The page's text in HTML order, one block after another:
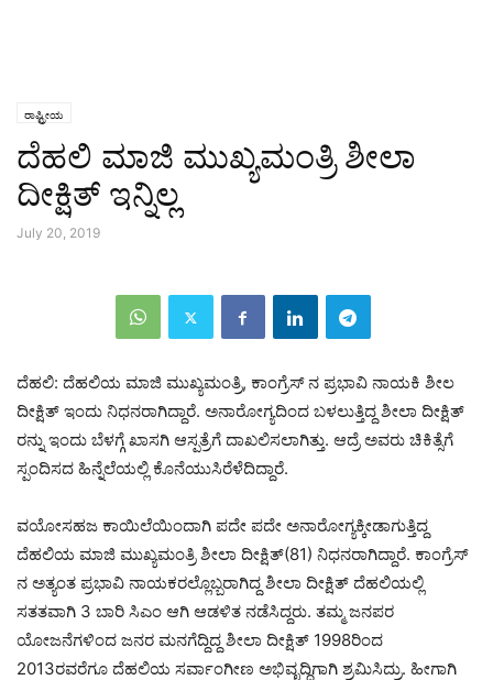
ರಾಷ್ಟ್ರೀಯ
ದೆಹಲಿ ಮಾಜಿ ಮುಖ್ಯಮಂತ್ರಿ ಶೀಲಾ
ದೀಕ್ಷಿತ್ ಇನ್ನಿಲ್ಲ
July 20, 2019
ದೆಹಲಿ: ದೆಹಲಿಯ ಮಾಜಿ ಮುಖ್ಯಮಂತ್ರಿ, ಕಾಂಗ್ರೆಸ್ ನ ಪ್ರಭಾವಿ ನಾಯಕಿ ಶೀಲ
ದೀಕ್ಷಿತ್ ಇಂದು ನಿಧನರಾಗಿದ್ದಾರೆ. ಅನಾರೋಗ್ಯದಿಂದ ಬಳಲುತ್ತಿದ್ದ ಶೀಲಾ ದೀಕ್ಷಿತ್
ರನ್ನು ಇಂದು ಬೆಳಗ್ಗೆ ಖಾಸಗಿ ಆಸ್ಪತ್ರೆಗೆ ದಾಖಲಿಸಲಾಗಿತ್ತು. ಆದ್ರೆ ಅವರು ಚಿಕಿತ್ಸೆಗೆ
ಸ್ಪಂದಿಸದ ಹಿನ್ನೆಲೆಯಲ್ಲಿ ಕೊನೆಯುಸಿರೆಳೆದಿದ್ದಾರೆ.
ವಯೋಸಹಜ ಕಾಯಿಲೆಯಿಂದಾಗಿ ಪದೇ ಪದೇ ಅನಾರೋಗ್ಯಕ್ಕೀಡಾಗುತ್ತಿದ್ದ
ದೆಹಲಿಯ ಮಾಜಿ ಮುಖ್ಯಮಂತ್ರಿ ಶೀಲಾ ದೀಕ್ಷಿತ್(81) ನಿಧನರಾಗಿದ್ದಾರೆ. ಕಾಂಗ್ರೆಸ್
ನ ಅತ್ಯಂತ ಪ್ರಭಾವಿ ನಾಯಕರಲ್ಲೊಬ್ಬರಾಗಿದ್ದ ಶೀಲಾ ದೀಕ್ಷಿತ್ ದೆಹಲಿಯಲ್ಲಿ
ಸತತವಾಗಿ 3 ಬಾರಿ ಸಿಎಂ ಆಗಿ ಆಡಳಿತ ನಡೆಸಿದ್ದರು. ತಮ್ಮ ಜನಪರ
ಯೋಜನೆಗಳಿಂದ ಜನರ ಮನಗೆದ್ದಿದ್ದ ಶೀಲಾ ದೀಕ್ಷಿತ್ 1998ರಿಂದ
2013ರವರೆಗೂ ದೆಹಲಿಯ ಸರ್ವಾಂಗೀಣ ಅಭಿವೃದ್ಧಿಗಾಗಿ ಶ್ರಮಿಸಿದ್ರು. ಹೀಗಾಗಿ